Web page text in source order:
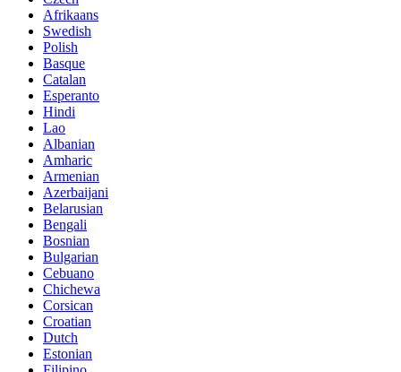
Afrikaans
Swedish
Polish
Basque
Catalan
Esperanto
Hindi
Lao
Albanian
Amharic
Armenian
Azerbaijani
Belarusian
Bengali
Bosnian
Bulgarian
Cebuano
Chichewa
Corsican
Croatian
Dutch
Estonian